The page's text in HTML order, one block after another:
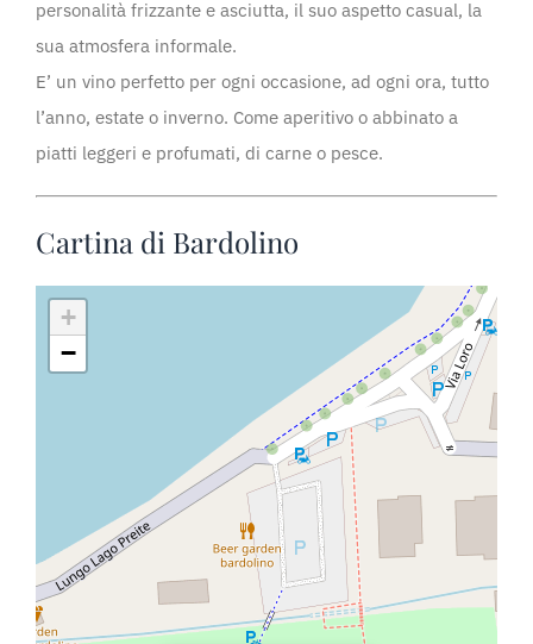
personalità frizzante e asciutta, il suo aspetto casual, la
sua atmosfera informale.
E’ un vino perfetto per ogni occasione, ad ogni ora, tutto
l’anno, estate o inverno. Come aperitivo o abbinato a
piatti leggeri e profumati, di carne o pesce.
Cartina di Bardolino
+
−